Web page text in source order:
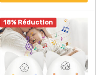
18% Réduction